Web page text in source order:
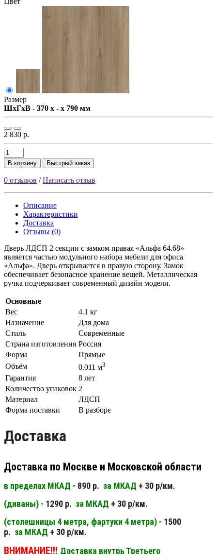
Размер
ШxГxВ - 370 x - x 790 мм
2 830 р.
В корзину Быстрый заказ
0 отзывов /Написать отзыв
Описание
Характеристики
Доставка
Отзывы (0)
Дверь ЛДСП 2 секции с замком правая «Альфа 64.68»
является частью модульного набора мебели для офиса
«Альфа». Дверь открывается в правую сторону. Замок
обеспечивает безопасное хранение вещей. Металлическая
ручка подчеркивает современный дизайн модели.
Основные
Вес
4.1 кг
Назначение
Для дома
Стиль
Современные
Страна изготовления Россия
Форма
Прямые
Объём
0.011 м3
Гарантия
8 лет
Количество упаковок 2
Материал
ЛДСП
Форма поставки
В разборе
Доставка
Доставка по Москве и Московской области
в пределах МКАД - 890 р. за МКАД + 30 р/км.
(диваны) - 1290 р. за МКАД + 30 р/км.
(столешницы 4 метра, фартуки 4 метра) - 1500
р. за МКАД + 30 р/км.
ВНИМАНИЕ!!! Доставка внутрь Третьего